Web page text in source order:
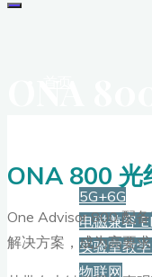
5G+6G
电磁兼容
实验室教
物联网
ONA 800 光
One Advisor 800 配
解决方案，成为高要